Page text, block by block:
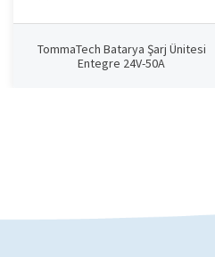
TommaTech Batarya Şarj Ünitesi
Entegre 24V-50A